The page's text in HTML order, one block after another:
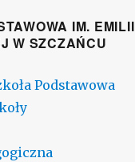
IM. EMILII
W SZCZAŃCU
Podstawowa